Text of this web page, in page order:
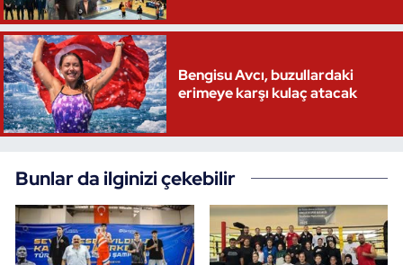
Bengisu Avcı, buzullardaki
erimeye karşı kulaç atacak
Bunlar da ilginizi çekebilir